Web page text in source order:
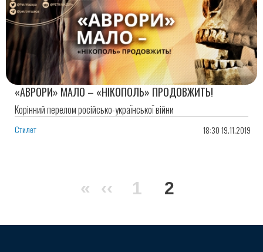
«АВРОРИ» МАЛО – «НІКОПОЛЬ» ПРОДОВЖИТЬ!
Корінний перелом російсько-української війни
Стилет 18:30 19.11.2019
Первая
«
Предыдущая
‹‹ Page
1
Текущая
2